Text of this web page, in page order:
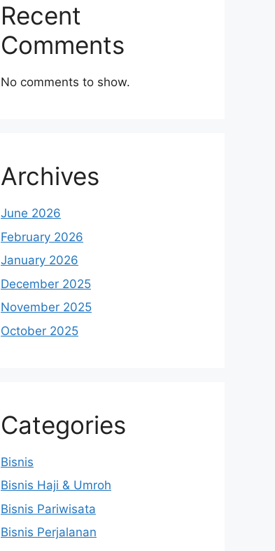
Recent
Comments
No comments to show.
Archives
June 2026
February 2026
January 2026
December 2025
November 2025
October 2025
Categories
Bisnis
Bisnis Haji & Umroh
Bisnis Pariwisata
Bisnis Perjalanan